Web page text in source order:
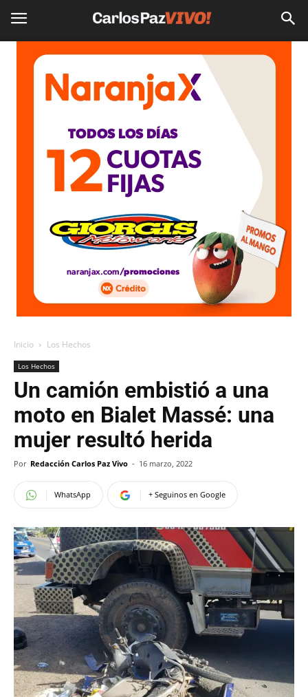
Inicio Los Hechos
Los Hechos
Un camión embistió a una
moto en Bialet Massé: una
mujer resultó herida
Por Redacción Carlos Paz Vivo - 16 marzo, 2022
WhatsApp + Seguinos en Google